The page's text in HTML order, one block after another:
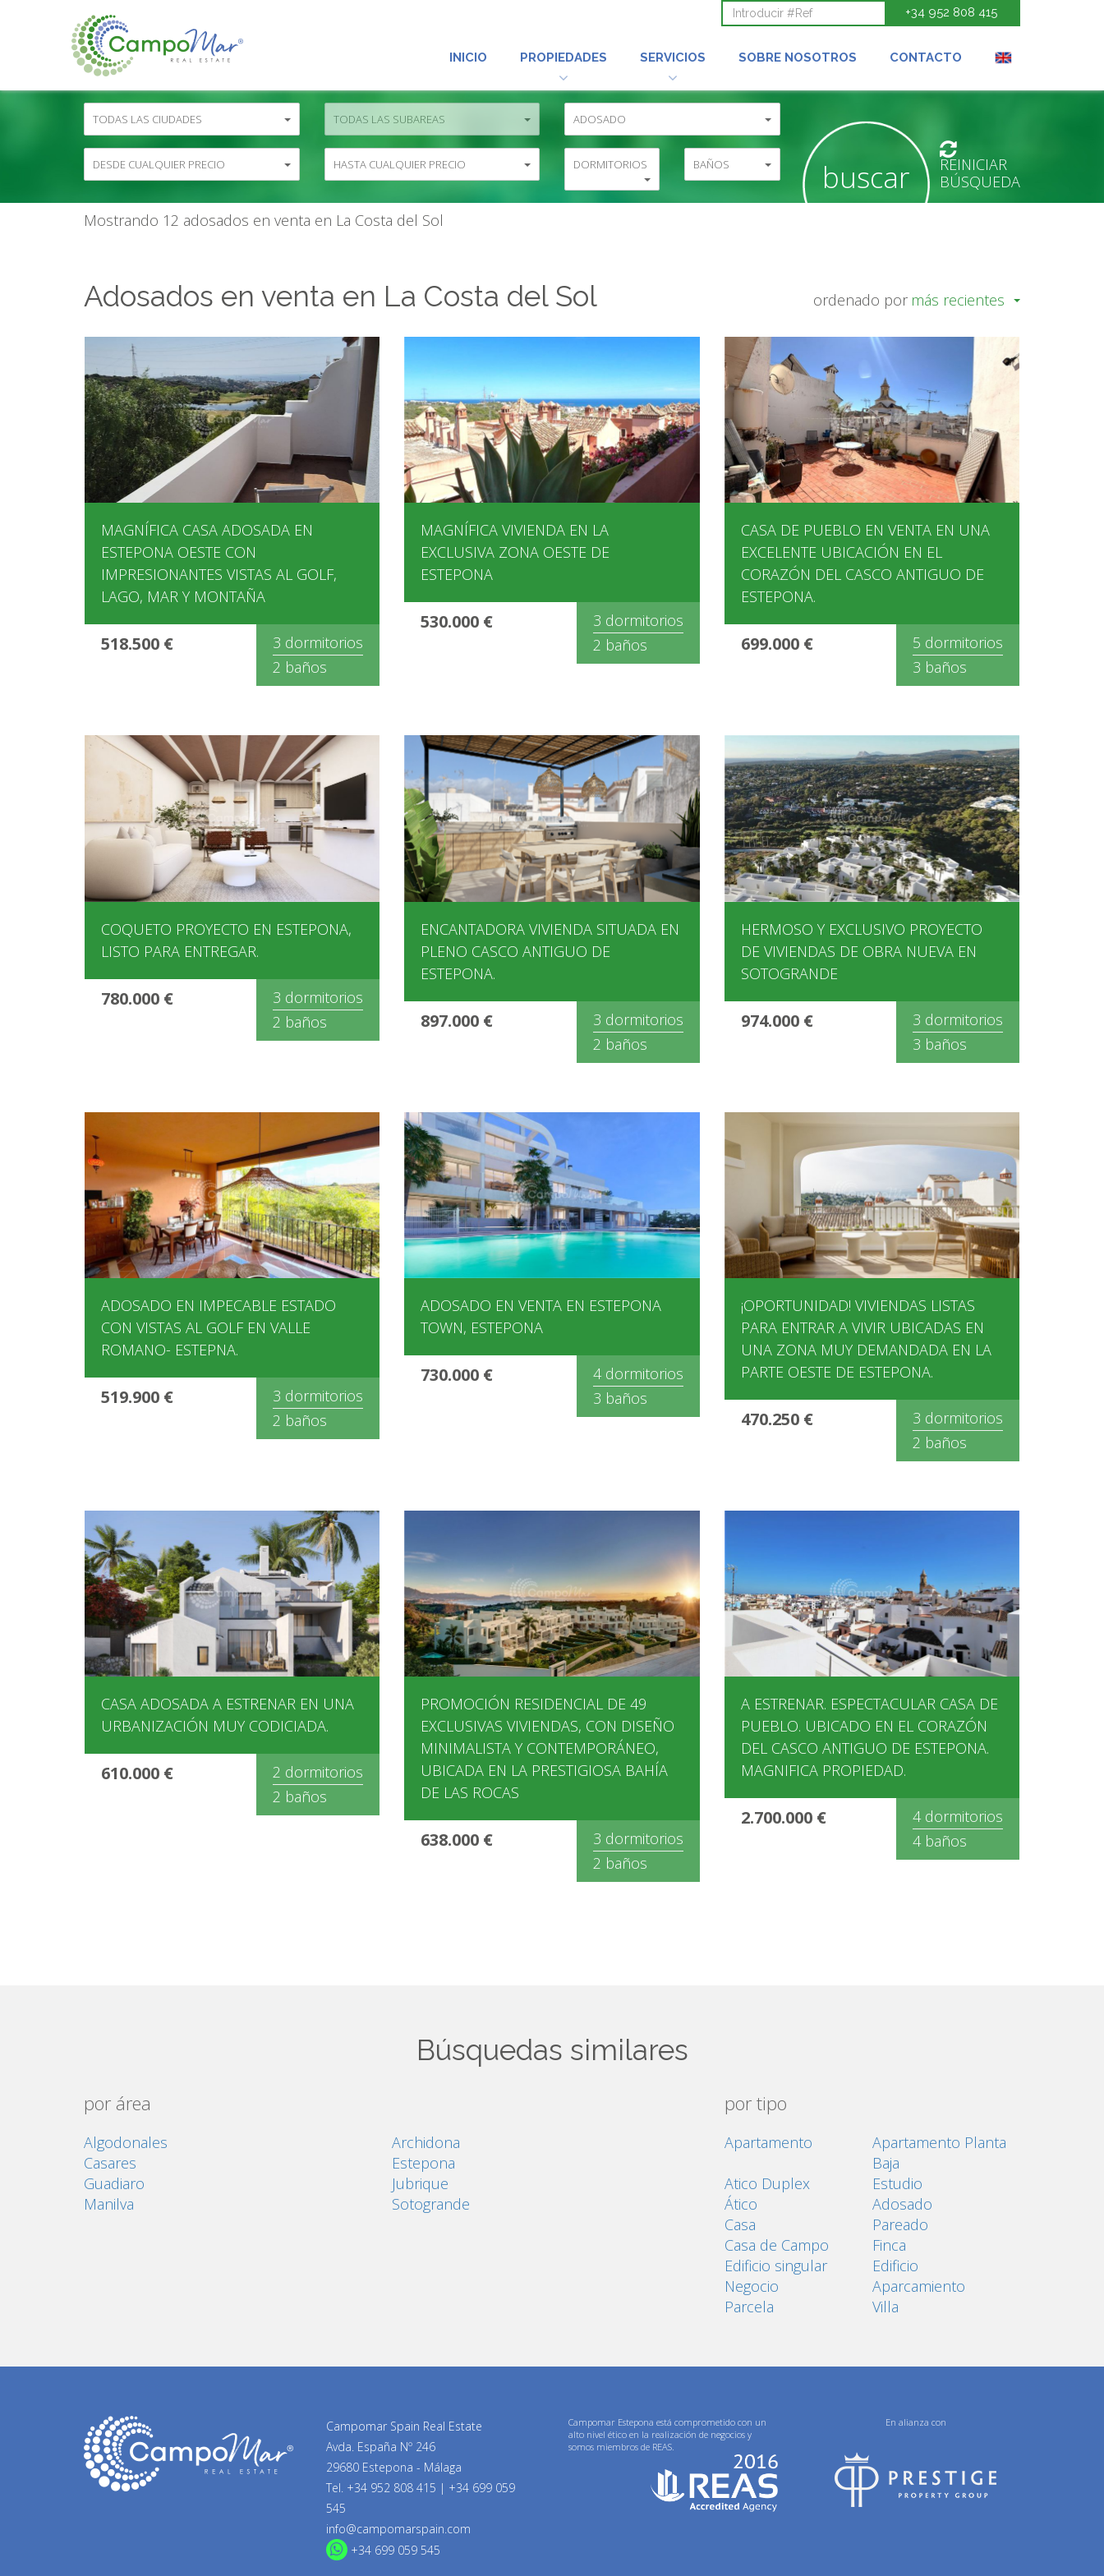
INICIO PROPIEDADES SERVICIOS SOBRE NOSOTROS CONTACTO
+34 952 808 415
TODAS LAS CIUDADES TODAS LAS SUBAREAS ADOSADO
DESDE CUALQUIER PRECIO HASTA CUALQUIER PRECIO DORMITORIOS BAÑOS buscar
REINICIAR
BÚSQUEDA
Mostrando 12 adosados en venta en La Costa del Sol
Adosados en venta en La Costa del Sol ordenado por más recientes
MAGNÍFICA CASA ADOSADA EN
ESTEPONA OESTE CON
IMPRESIONANTES VISTAS AL GOLF,
LAGO, MAR Y MONTAÑA
518.500 €
3 dormitorios
2 baños
MAGNÍFICA VIVIENDA EN LA
EXCLUSIVA ZONA OESTE DE
ESTEPONA
530.000 €
3 dormitorios
2 baños
CASA DE PUEBLO EN VENTA EN UNA
EXCELENTE UBICACIÓN EN EL
CORAZÓN DEL CASCO ANTIGUO DE
ESTEPONA.
699.000 €
5 dormitorios
3 baños
COQUETO PROYECTO EN ESTEPONA,
LISTO PARA ENTREGAR.
780.000 €
3 dormitorios
2 baños
ENCANTADORA VIVIENDA SITUADA EN
PLENO CASCO ANTIGUO DE
ESTEPONA.
897.000 €
3 dormitorios
2 baños
HERMOSO Y EXCLUSIVO PROYECTO
DE VIVIENDAS DE OBRA NUEVA EN
SOTOGRANDE
974.000 €
3 dormitorios
3 baños
ADOSADO EN IMPECABLE ESTADO
CON VISTAS AL GOLF EN VALLE
ROMANO- ESTEPNA.
519.900 €
3 dormitorios
2 baños
ADOSADO EN VENTA EN ESTEPONA
TOWN, ESTEPONA
730.000 €
4 dormitorios
3 baños
¡OPORTUNIDAD! VIVIENDAS LISTAS
PARA ENTRAR A VIVIR UBICADAS EN
UNA ZONA MUY DEMANDADA EN LA
PARTE OESTE DE ESTEPONA.
470.250 €
3 dormitorios
2 baños
CASA ADOSADA A ESTRENAR EN UNA
URBANIZACIÓN MUY CODICIADA.
610.000 €
2 dormitorios
2 baños
PROMOCIÓN RESIDENCIAL DE 49
EXCLUSIVAS VIVIENDAS, CON DISEÑO
MINIMALISTA Y CONTEMPORÁNEO,
UBICADA EN LA PRESTIGIOSA BAHÍA
DE LAS ROCAS
638.000 €
3 dormitorios
2 baños
A ESTRENAR. ESPECTACULAR CASA DE
PUEBLO. UBICADO EN EL CORAZÓN
DEL CASCO ANTIGUO DE ESTEPONA.
MAGNIFICA PROPIEDAD.
2.700.000 €
4 dormitorios
4 baños
Búsquedas similares
por área
Algodonales
Archidona
Casares
Estepona
Guadiaro
Jubrique
Manilva
Sotogrande
por tipo
Apartamento
Apartamento Planta
Baja
Atico Duplex
Estudio
Ático
Adosado
Casa
Pareado
Casa de Campo
Finca
Edificio singular
Edificio
Negocio
Aparcamiento
Parcela
Villa
Campomar Spain Real Estate
Avda. España Nº 246
29680 Estepona - Málaga
Tel. +34 952 808 415 | +34 699 059
545
info@campomarspain.com
+34 699 059 545
Campomar Estepona está comprometido con un
alto nivel ético en la realización de negocios y
somos miembros de REAS.
En alianza con